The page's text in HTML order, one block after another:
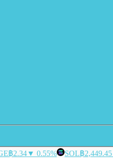
฿2.34▼ 0.55% SOL฿2,449.45